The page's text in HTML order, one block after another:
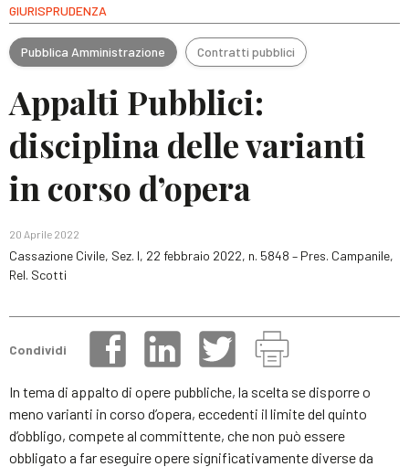
GIURISPRUDENZA
Pubblica Amministrazione Contratti pubblici
Appalti Pubblici:
disciplina delle varianti
in corso d’opera
20 Aprile 2022
Cassazione Civile, Sez. I, 22 febbraio 2022, n. 5848 – Pres. Campanile,
Rel. Scotti
Condividi
In tema di appalto di opere pubbliche, la scelta se disporre o
meno varianti in corso d’opera, eccedenti il limite del quinto
d’obbligo, compete al committente, che non può essere
obbligato a far eseguire opere significativamente diverse da